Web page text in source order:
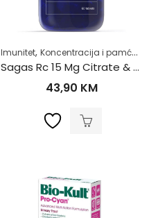
,Trudnoća,Zdrav život
Imunitet, Koncentracija i pamćenje
Sagas Rc 15 Mg Citrate & Bisglycinate tablete a60
43,90 KM